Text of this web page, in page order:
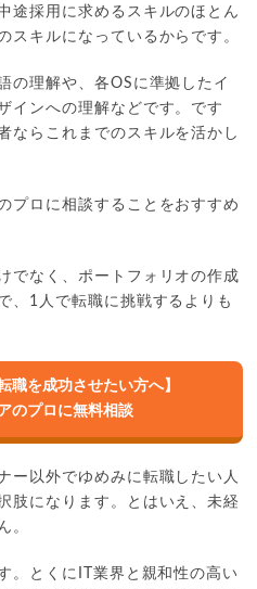
途採用に求めるスキルのほとん
スキルになっているからです。
の理解や、各OSに準拠したイ
インへの理解などです。です
ならこれまでのスキルを活かし
プロに相談することをおすすめ
でなく、ポートフォリオの作成
、1人で転職に挑戦するよりも
職を成功させたい方へ】
のプロに無料相談
ー以外でゆめみに転職したい人
肢になります。とはいえ、未経
。
。とくにIT業界と親和性の高い